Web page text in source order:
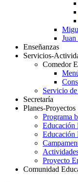
Enseñanzas
Servicios-
Comedor
Servicio
Secretaría
Planes-Proyectos
Programa
Educación
Educación
Proyecto
Comunidad